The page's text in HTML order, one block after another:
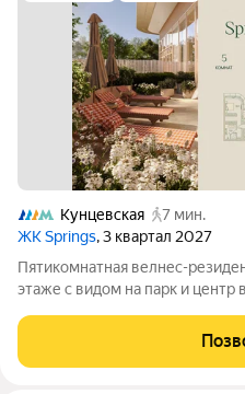
Кунцевская
7 мин.
ЖК Springs, 3 квартал 2027
Пятикомнатная велнес-
этаже с видом на парк и центр
Резиденция наполнена светом
панорамному остеклению и